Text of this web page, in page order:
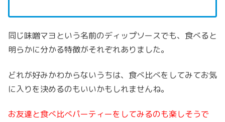
同じ味噌マヨという名前のディップソースでも、食べると
明らかに分かる特徴がそれぞれありました。
どれが好みかわからないうちは、食べ比べをしてみてお気
に入りを決めるのもいいかもしれませんね。
お友達と食べ比べパーティーをしてみるのも楽しそうで